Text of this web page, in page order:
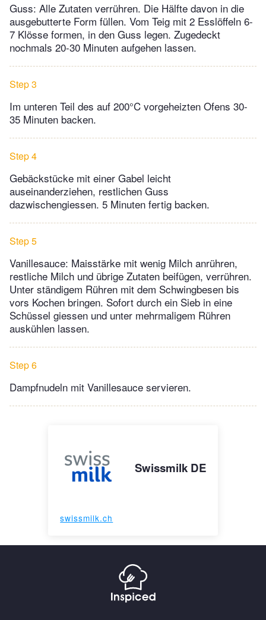
Guss: Alle Zutaten verrühren. Die Hälfte davon in die
ausgebutterte Form füllen. Vom Teig mit 2 Esslöffeln 6-
7 Klösse formen, in den Guss legen. Zugedeckt
nochmals 20-30 Minuten aufgehen lassen.
Step 3
Im unteren Teil des auf 200°C vorgeheizten Ofens 30-
35 Minuten backen.
Step 4
Gebäckstücke mit einer Gabel leicht
auseinanderziehen, restlichen Guss
dazwischengiessen. 5 Minuten fertig backen.
Step 5
Vanillesauce: Maisstärke mit wenig Milch anrühren,
restliche Milch und übrige Zutaten beifügen, verrühren.
Unter ständigem Rühren mit dem Schwingbesen bis
vors Kochen bringen. Sofort durch ein Sieb in eine
Schüssel giessen und unter mehrmaligem Rühren
auskühlen lassen.
Step 6
Dampfnudeln mit Vanillesauce servieren.
Swissmilk DE
swissmilk.ch